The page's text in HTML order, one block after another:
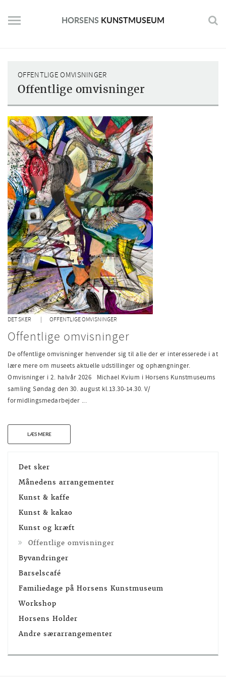
content
HORSENS KUNSTMUSEUM
OFFENTLIGE OMVISNINGER
Offentlige omvisninger
DET SKER OFFENTLIGE OMVISNINGER
Offentlige omvisninger
De offentlige omvisninger henvender sig til alle der er interesserede i at
lære mere om museets aktuelle udstillinger og ophængninger.
Omvisninger i 2. halvår 2026 Michael Kvium i Horsens Kunstmuseums
samling Søndag den 30. august kl.13.30-14.30. V/
formidlingsmedarbejder ...
LÆS MERE
Det sker
Månedens arrangementer
Kunst & kaffe
Kunst & kakao
Kunst og kræft
Offentlige omvisninger
Byvandringer
Barselscafé
Familiedage på Horsens Kunstmuseum
Workshop
Horsens Holder
Andre særarrangementer